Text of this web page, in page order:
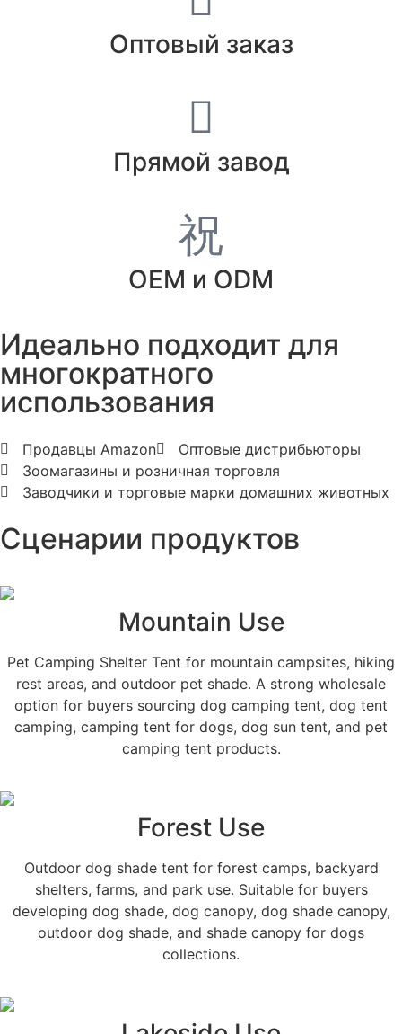
Оптовый заказ
Прямой завод
OEM и ODM
Идеально подходит для
многократного
использования
Продавцы Amazon
Оптовые дистрибьюторы
Зоомагазины и розничная торговля
Заводчики и торговые марки домашних животных
Сценарии продуктов
Mountain Use
Pet Camping Shelter Tent for mountain campsites, hiking
rest areas, and outdoor pet shade. A strong wholesale
option for buyers sourcing dog camping tent, dog tent
camping, camping tent for dogs, dog sun tent, and pet
camping tent products.
Forest Use
Outdoor dog shade tent for forest camps, backyard
shelters, farms, and park use. Suitable for buyers
developing dog shade, dog canopy, dog shade canopy,
outdoor dog shade, and shade canopy for dogs
collections.